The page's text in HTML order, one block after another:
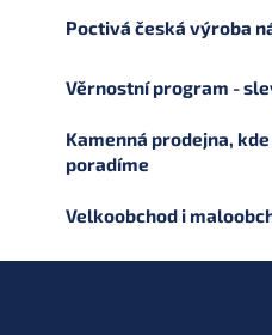
l
Poctivá česká výroba
Věrnostní program -
Kamenná prodejna,
poradíme
Velkoobchod i